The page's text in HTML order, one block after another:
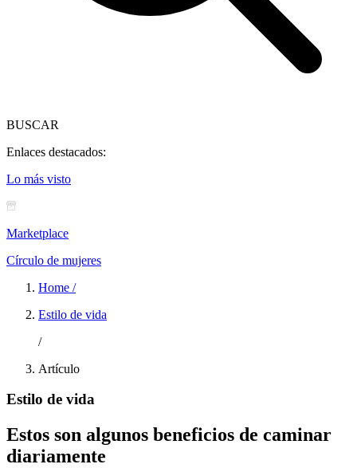
BUSCAR
Enlaces destacados:
Lo más visto
Marketplace
Círculo de mujeres
Home /
Estilo de vida
/
Artículo
Estilo de vida
Estos son algunos beneficios de caminar
diariamente